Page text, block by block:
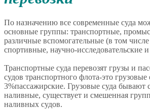
По назначению все современные суда
основные группы: транспортные,
различные вспомогательные (в том
спортивные, научно-исследовательские
Транспортные суда перевозят грузы и
судов транспортного флота-это грузовые
3%пассажирские. Грузовые суда бывают
наливные, существует и смешенная
наливных судов.